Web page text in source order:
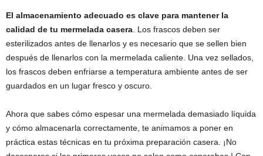
El almacenamiento adecuado es clave para mantener la
calidad de tu mermelada casera . Los frascos deben ser
esterilizados antes de llenarlos y es necesario que se sellen bien
después de llenarlos con la mermelada caliente. Una vez sellados,
los frascos deben enfriarse a temperatura ambiente antes de ser
guardados en un lugar fresco y oscuro.
Ahora que sabes cómo espesar una mermelada demasiado líquida
y cómo almacenarla correctamente, te animamos a poner en
práctica estas técnicas en tu próxima preparación casera. ¡No